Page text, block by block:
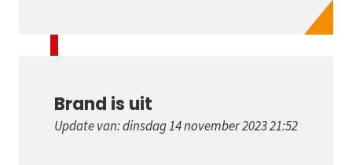
Brand is uit
Update van: dinsdag 14 november 2023 21:52